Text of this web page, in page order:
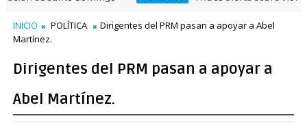
INICIO POLÍTICA
Dirigentes del PRM pasan a apoyar a Abel
Martínez.
Dirigentes del PRM pasan a apoyar a
Abel Martínez.